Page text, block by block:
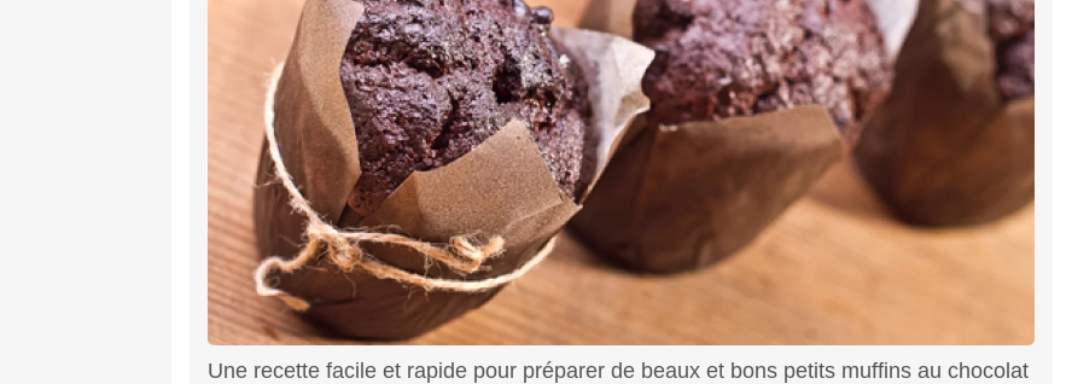
Une recette facile et rapide pour préparer de beaux et bons petits muffins au chocolat